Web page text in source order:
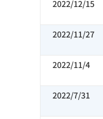
2022/12/15
2022/11/27
2022/11/4
2022/7/31